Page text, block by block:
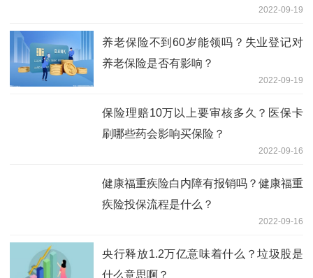
2022-09-19
养老保险不到60岁能领吗？失业登记对
养老保险是否有影响？
2022-09-19
保险理赔10万以上要审核多久？医保卡
刷哪些药会影响买保险？
2022-09-16
健康福重疾险白内障有报销吗？健康福重
疾险投保流程是什么？
2022-09-16
央行释放1.2万亿意味着什么？垃圾股是
什么意思啊？